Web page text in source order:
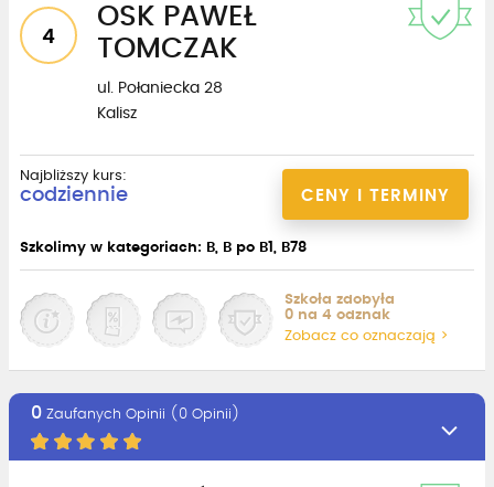
4
OSK PAWEŁ
TOMCZAK
ul. Połaniecka 28
Kalisz
CENY I TERMINY
Najbliższy kurs:
codziennie
Szkolimy w kategoriach: B, B po B1, B78
Szkoła zdobyła
0 na 4 odznak
Zobacz co oznaczają >
0 Zaufanych Opinii (0 Opinii)